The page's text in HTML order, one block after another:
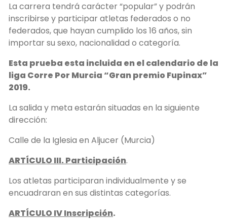
La carrera tendrá carácter “popular” y podrán
inscribirse y participar atletas federados o no
federados, que hayan cumplido los 16 años, sin
importar su sexo, nacionalidad o categoría.
Esta prueba esta incluida en el calendario de la
liga Corre Por Murcia “Gran premio Fupinax”
2019.
La salida y meta estarán situadas en la siguiente
dirección:
Calle de la Iglesia en Aljucer (Murcia)
ARTÍCULO III. Participación.
Los atletas participaran individualmente y se
encuadraran en sus distintas categorías.
ARTÍCULO IV Inscripción.